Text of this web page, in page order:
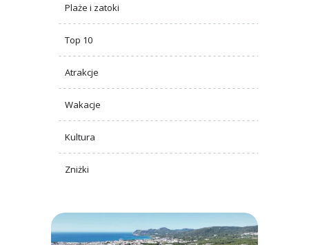
Plaże i zatoki
Top 10
Atrakcje
Wakacje
Kultura
Zniżki